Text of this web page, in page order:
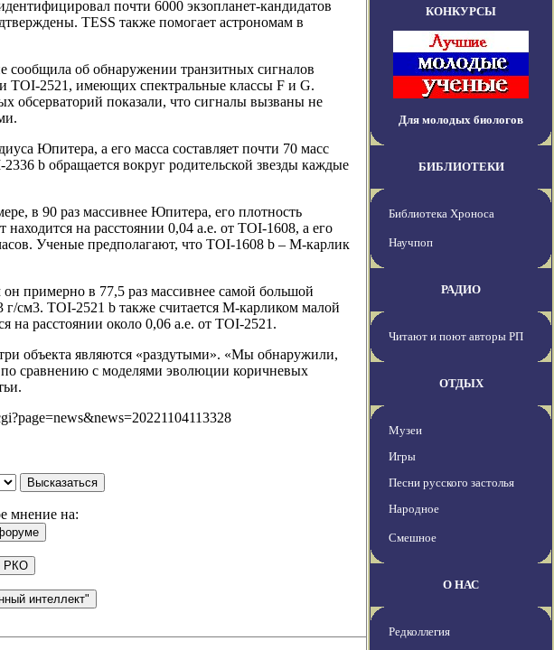
почти 6000 экзопланет-кандидатов
TESS также помогает астрономам в
сообщила об обнаружении транзитных сигналов
TOI-2521, имеющих спектральные классы F и G.
обсерваторий показали, что сигналы вызваны не
Юпитера, а его масса составляет почти 70 масс
b обращается вокруг родительской звезды каждые
в 90 раз массивнее Юпитера, его плотность
на расстоянии 0,04 а.е. от TOI-1608, а его
Ученые предполагают, что TOI-1608 b – М-карлик
примерно в 77,5 раз массивнее самой большой
см3. TOI-2521 b также считается М-карликом малой
на расстоянии около 0,06 а.е. от TOI-2521.
объекта являются «раздутыми». «Мы обнаружили,
сравнению с моделями эволюции коричневых
мнение на:
КОНКУРСЫ
Для молодых биологов
БИБЛИОТЕКИ
Библиотека Хроноса
Научпоп
РАДИО
Читают и поют авторы РП
ОТДЫХ
Музеи
Игры
Песни русского застолья
Народное
Смешное
О НАС
Редколлегия